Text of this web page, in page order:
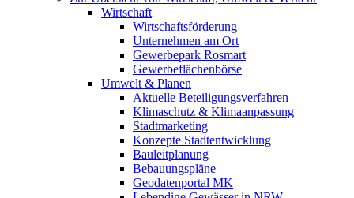
Wirtschaft
Wirtschaftsförderung
Unternehmen am Ort
Gewerbepark Rosmart
Gewerbeflächenbörse
Umwelt & Planen
Aktuelle Beteiligungsverfahren
Klimaschutz & Klimaanpassung
Stadtmarketing
Konzepte Stadtentwicklung
Bauleitplanung
Bebauungspläne
Geodatenportal MK